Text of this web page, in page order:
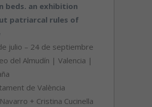
beds. an exhibition
patriarcal rules of
julio – 24 de septiembre
del Almudín | Valencia |
de València
Navarro + Cristina Cucinella